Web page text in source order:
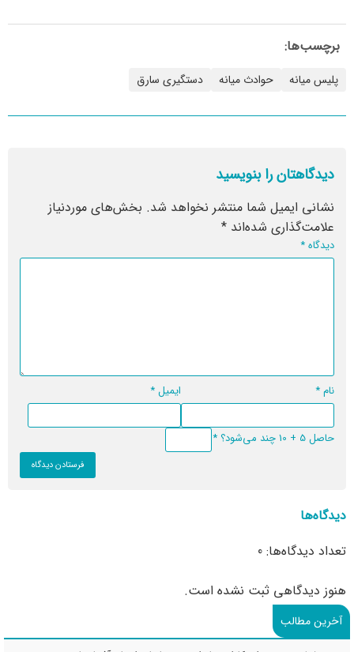
برچسب‌ها:
پلیس میانه حوادث میانه دستگیری سارق
دیدگاهتان را بنویسید
نشانی ایمیل شما منتشر نخواهد شد. بخش‌های موردنیاز
علامت‌گذاری شده‌اند *
دیدگاه*
نام* ایمیل*
حاصل 5 + 10 چند می‌شود؟ *
دیدگاه‌ها
تعداد دیدگاه‌ها: 0
هنوز دیدگاهی ثبت نشده است.
آخرین مطالب